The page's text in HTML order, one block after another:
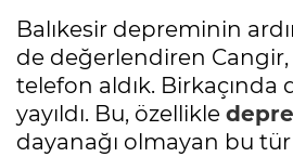
Balıkesir depreminin
de değerlendiren Cangir,
telefon aldık. Birkaçında
yayıldı. Bu, özellikle
dayanağı olmayan bu